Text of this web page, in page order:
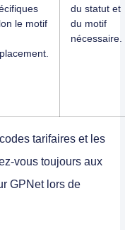
le motif
du statut et
du motif
nécessaire.
tarifaires et les
vous toujours aux
GPNet lors de